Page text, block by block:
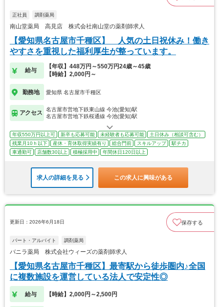
正社員 調剤薬局
南山堂薬局 高見店 株式会社南山堂の薬剤師求人
【愛知県名古屋市千種区】 人気の土日祝休み！働き
やすさを重視した福利厚生が整っています。
給与
【年収】448万円～550万円24歳～45歳
【時給】2,000円～
勤務地 愛知県 名古屋市千種区
アクセス
名古屋市営地下鉄東山線 今池(愛知)駅
名古屋市営地下鉄桜通線 今池(愛知)駅
年収550万円以上可 新卒も応募可能 未経験者も応募可能
土日休み（相談可含む）
残業月10ｈ以下
産休・育休取得実績有り 総合門前 スキルアップ
駅チカ
車通勤可
店舗数30以上 積極採用中 年間休日120日以上
求人の詳細を見る この求人に興味がある
更新日：2026年6月18日 保存する
パート・アルバイト 調剤薬局
バニラ薬局 株式会社ウィーズの薬剤師求人
【愛知県名古屋市千種区】最寄駅から徒歩圏内♪全国
に複数施設を運営している法人で安定性◎
給与 【時給】2,000円～2,500円